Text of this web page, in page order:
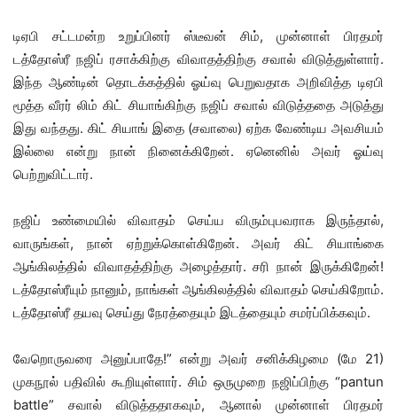
டிஏபி சட்டமன்ற உறுப்பினர் ஸ்டீவன் சிம், முன்னாள் பிரதமர்
டத்தோஸ்ரீ நஜிப் ரசாக்கிற்கு விவாதத்திற்கு சவால் விடுத்துள்ளார்.
இந்த ஆண்டின் தொடக்கத்தில் ஓய்வு பெறுவதாக அறிவித்த டிஏபி
மூத்த வீரர் லிம் கிட் சியாங்கிற்கு நஜிப் சவால் விடுத்ததை அடுத்து
இது வந்தது. கிட் சியாங் இதை (சவாலை) ஏற்க வேண்டிய அவசியம்
இல்லை என்று நான் நினைக்கிறேன். ஏனெனில் அவர் ஓய்வு
பெற்றுவிட்டார்.
நஜிப் உண்மையில் விவாதம் செய்ய விரும்புபவராக இருந்தால்,
வாருங்கள், நான் ஏற்றுக்கொள்கிறேன். அவர் கிட் சியாங்கை
ஆங்கிலத்தில் விவாதத்திற்கு அழைத்தார். சரி நான் இருக்கிறேன்!
டத்தோஸ்ரீயும் நானும், நாங்கள் ஆங்கிலத்தில் விவாதம் செய்கிறோம்.
டத்தோஸ்ரீ தயவு செய்து நேரத்தையும் இடத்தையும் சமர்ப்பிக்கவும்.
வேறொருவரை அனுப்பாதே!” என்று அவர் சனிக்கிழமை (மே 21)
முகநூல் பதிவில் கூறியுள்ளார். சிம் ஒருமுறை நஜிப்பிற்கு “pantun
battle” சவால் விடுத்ததாகவும், ஆனால் முன்னாள் பிரதமர்